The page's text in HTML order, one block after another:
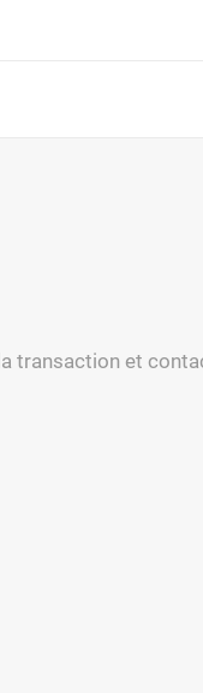
transaction et